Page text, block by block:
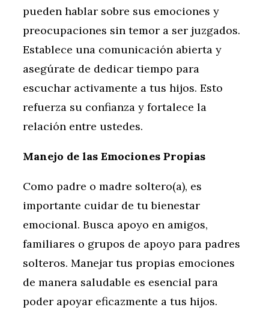
pueden hablar sobre sus emociones y
preocupaciones sin temor a ser juzgados.
Establece una comunicación abierta y
asegúrate de dedicar tiempo para
escuchar activamente a tus hijos. Esto
refuerza su confianza y fortalece la
relación entre ustedes.
Manejo de las Emociones Propias
Como padre o madre soltero(a), es
importante cuidar de tu bienestar
emocional. Busca apoyo en amigos,
familiares o grupos de apoyo para padres
solteros. Manejar tus propias emociones
de manera saludable es esencial para
poder apoyar eficazmente a tus hijos.